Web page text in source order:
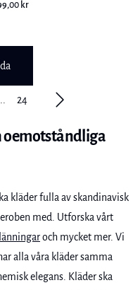
kr
24
oemotståndliga
kläder fulla av skandinavisk
med. Utforska vårt
och mycket mer. Vi
alla våra kläder samma
elegans. Kläder ska